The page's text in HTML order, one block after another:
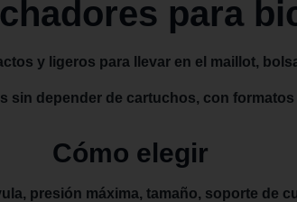
para
y ligeros para llevar en el maillot,
depender de cartuchos, con
Cómo elegir
presión máxima, tamaño, soporte de